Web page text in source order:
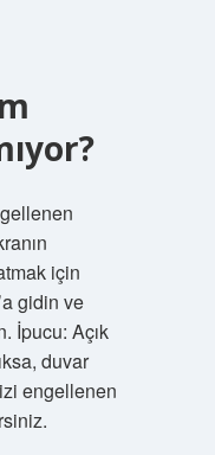
için
gidin ve
İpucu: Açık
duvar
engellenen